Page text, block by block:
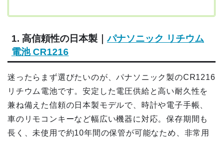
1. 高信頼性の日本製｜パナソニック リチウム
電池 CR1216
迷ったらまず選びたいのが、パナソニック製のCR1216
リチウム電池です。安定した電圧供給と高い耐久性を
兼ね備えた信頼の日本製モデルで、時計や電子手帳、
車のリモコンキーなど幅広い機器に対応。保存期間も
長く、未使用で約10年間の保管が可能なため、非常用